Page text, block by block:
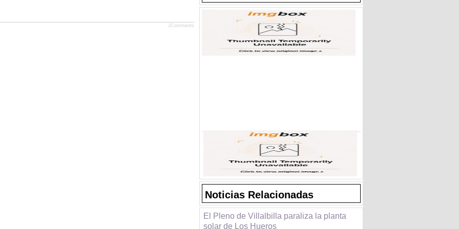
JComments
Noticias Relacionadas
El Pleno de Villalbilla paraliza la planta
solar de Los Hueros